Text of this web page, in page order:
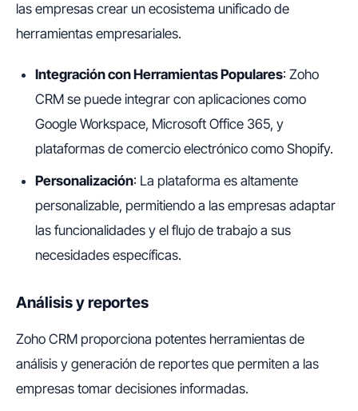
las empresas crear un ecosistema unificado de
herramientas empresariales.
Integración con Herramientas Populares: Zoho
CRM se puede integrar con aplicaciones como
Google Workspace, Microsoft Office 365, y
plataformas de comercio electrónico como Shopify.
Personalización: La plataforma es altamente
personalizable, permitiendo a las empresas adaptar
las funcionalidades y el flujo de trabajo a sus
necesidades específicas.
Análisis y reportes
Zoho CRM proporciona potentes herramientas de
análisis y generación de reportes que permiten a las
empresas tomar decisiones informadas.